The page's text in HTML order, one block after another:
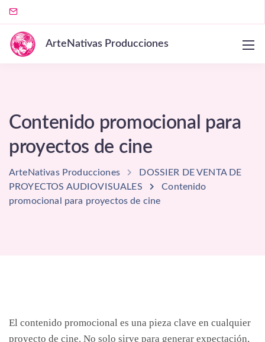
ArteNativas Producciones
Contenido promocional para
proyectos de cine
ArteNativas Producciones
DOSSIER DE VENTA DE
PROYECTOS AUDIOVISUALES
Contenido
promocional para proyectos de cine
El contenido promocional es una pieza clave en cualquier
proyecto de cine. No solo sirve para generar expectación,